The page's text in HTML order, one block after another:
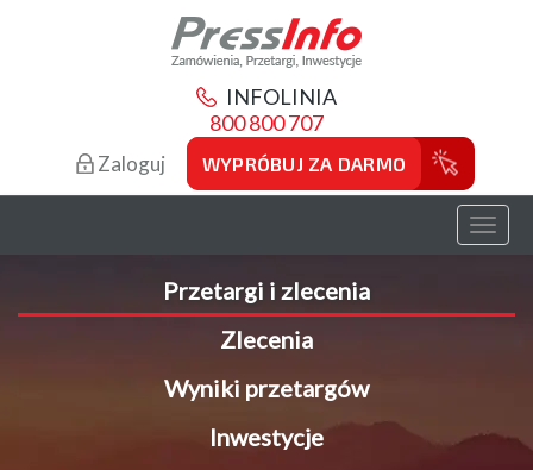
INFOLINIA
800 800 707
Zaloguj WYPRÓBUJ ZA DARMO
Toggle
Przetargi i zlecenia
Zlecenia
Wyniki przetargów
Inwestycje